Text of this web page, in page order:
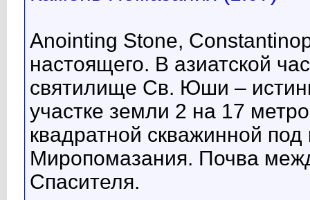
Anointing Stone,
настоящего. В азиатской
святилище Св. Юши –
участке земли 2 на 17
квадратной скважинной
Миропомазания. Почва
Спасителя.